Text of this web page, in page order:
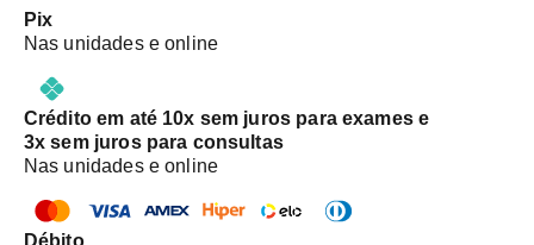
Pix
Nas unidades e online
Crédito em até 10x sem juros para exames e
3x sem juros para consultas
Nas unidades e online
Débito